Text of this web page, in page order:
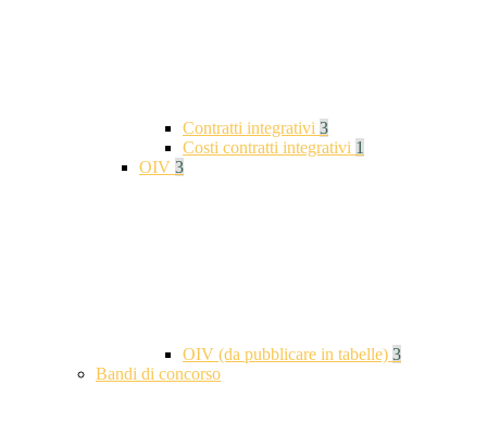
Contratti integrativi 3
Costi contratti integrativi 1
OIV 3
OIV (da pubblicare in tabelle) 3
Bandi di concorso